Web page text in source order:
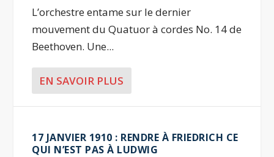
L’orchestre entame sur le dernier
mouvement du Quatuor à cordes No. 14 de
Beethoven. Une...
EN SAVOIR PLUS
17 JANVIER 1910 : RENDRE À FRIEDRICH CE
QUI N’EST PAS À LUDWIG